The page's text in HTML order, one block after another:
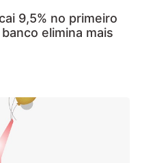
9,5% no primeiro
elimina mais